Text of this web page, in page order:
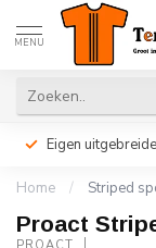
MENU
Eigen
Home / Striped
Proact
PROACT